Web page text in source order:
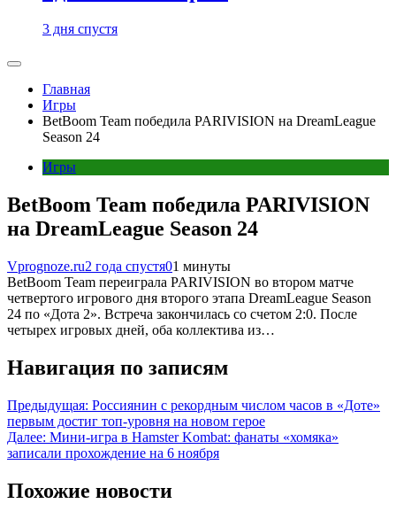
3 дня спустя
Главная
Игры
BetBoom Team победила PARIVISION на DreamLeague
Season 24
Игры
BetBoom Team победила PARIVISION
на DreamLeague Season 24
Vprognoze.ru2 года спустя01 минуты
BetBoom Team переиграла PARIVISION во втором матче
четвертого игрового дня второго этапа DreamLeague Season
24 по «Дота 2». Встреча закончилась со счетом 2:0. После
четырех игровых дней, оба коллектива из…
Навигация по записям
Предыдущая: Россиянин с рекордным числом часов в «Доте»
первым достиг топ-уровня на новом герое
Далее: Мини-игра в Hamster Kombat: фанаты «хомяка»
записали прохождение на 6 ноября
Похожие новости